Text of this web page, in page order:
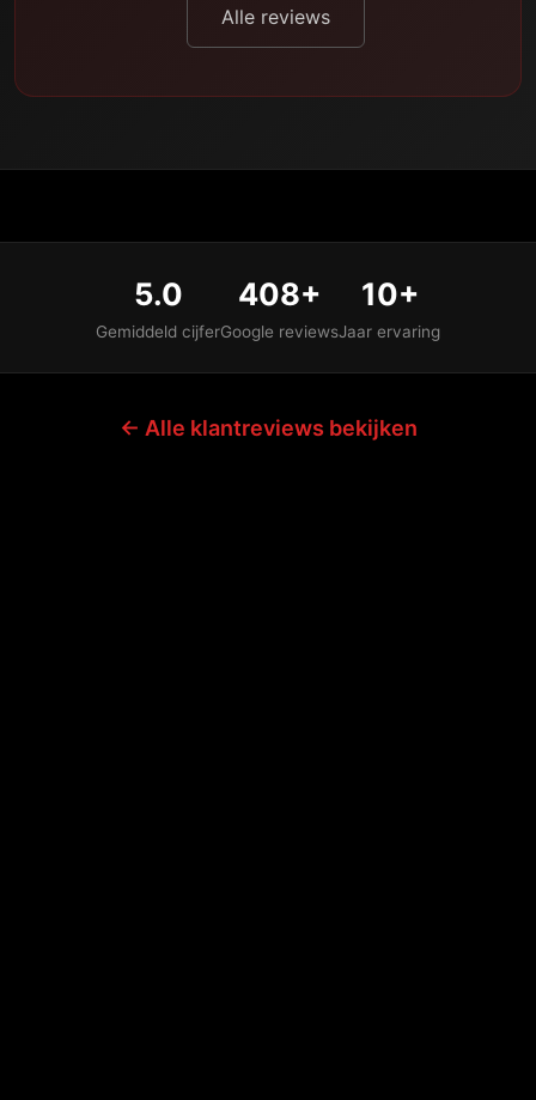
Alle reviews
5.0
Gemiddeld cijfer
408+
Google reviews
10+
Jaar ervaring
← Alle klantreviews bekijken